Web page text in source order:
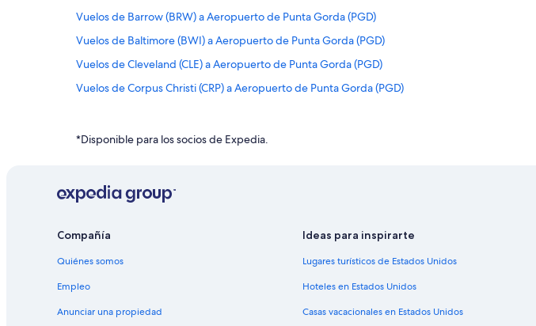
Vuelos de Barrow (BRW) a Aeropuerto de Punta Gorda (PGD)
Vuelos de Baltimore (BWI) a Aeropuerto de Punta Gorda (PGD)
Vuelos de Cleveland (CLE) a Aeropuerto de Punta Gorda (PGD)
Vuelos de Corpus Christi (CRP) a Aeropuerto de Punta Gorda (PGD)
Vuelos de Detroit (DET) a Aeropuerto de Punta Gorda (PGD)
Vuelos de Greenville (GSP) a Aeropuerto de Punta Gorda (PGD)
Vuelos de Washington (IAD) a Aeropuerto de Punta Gorda (PGD)
Vuelos de Indianápolis (IND) a Aeropuerto de Punta Gorda (PGD)
*Disponible para los socios de Expedia.
Compañía
Quiénes somos
Empleo
Anunciar una propiedad
Ideas para inspirarte
Lugares turísticos de Estados Unidos
Hoteles en Estados Unidos
Casas vacacionales en Estados Unidos